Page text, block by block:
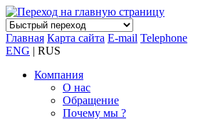
Главная Карта сайта E-mail Telephone
ENG | RUS
Компания
О нас
Обращение
Почему мы ?